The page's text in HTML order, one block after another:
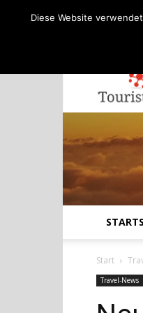
Start
Travel-News
Diese Website